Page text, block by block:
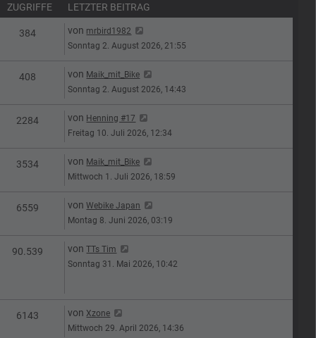
ZUGRIFFE LETZTER BEITRAG
384ZugriffeLetzter Beitrag
von mrbird1982
Sonntag 2. August 2026, 21:55
408 ZugriffeLetzter Beitrag
von Maik_mit_Bike
Sonntag 2. August 2026, 14:43
2284ZugriffeLetzter Beitrag
von Henning #17
Freitag 10. Juli 2026, 12:34
3534ZugriffeLetzter Beitrag
von Maik_mit_Bike
Mittwoch 1. Juli 2026, 18:59
6559 ZugriffeLetzter Beitrag
vonWebike Japan
Montag 8. Juni 2026, 03:19
90.539 ZugriffeLetzter Beitrag
vonTTs Tim
Sonntag 31. Mai 2026, 10:42
6143 ZugriffeLetzter Beitrag
von Xzone
Mittwoch 29. April 2026, 14:36